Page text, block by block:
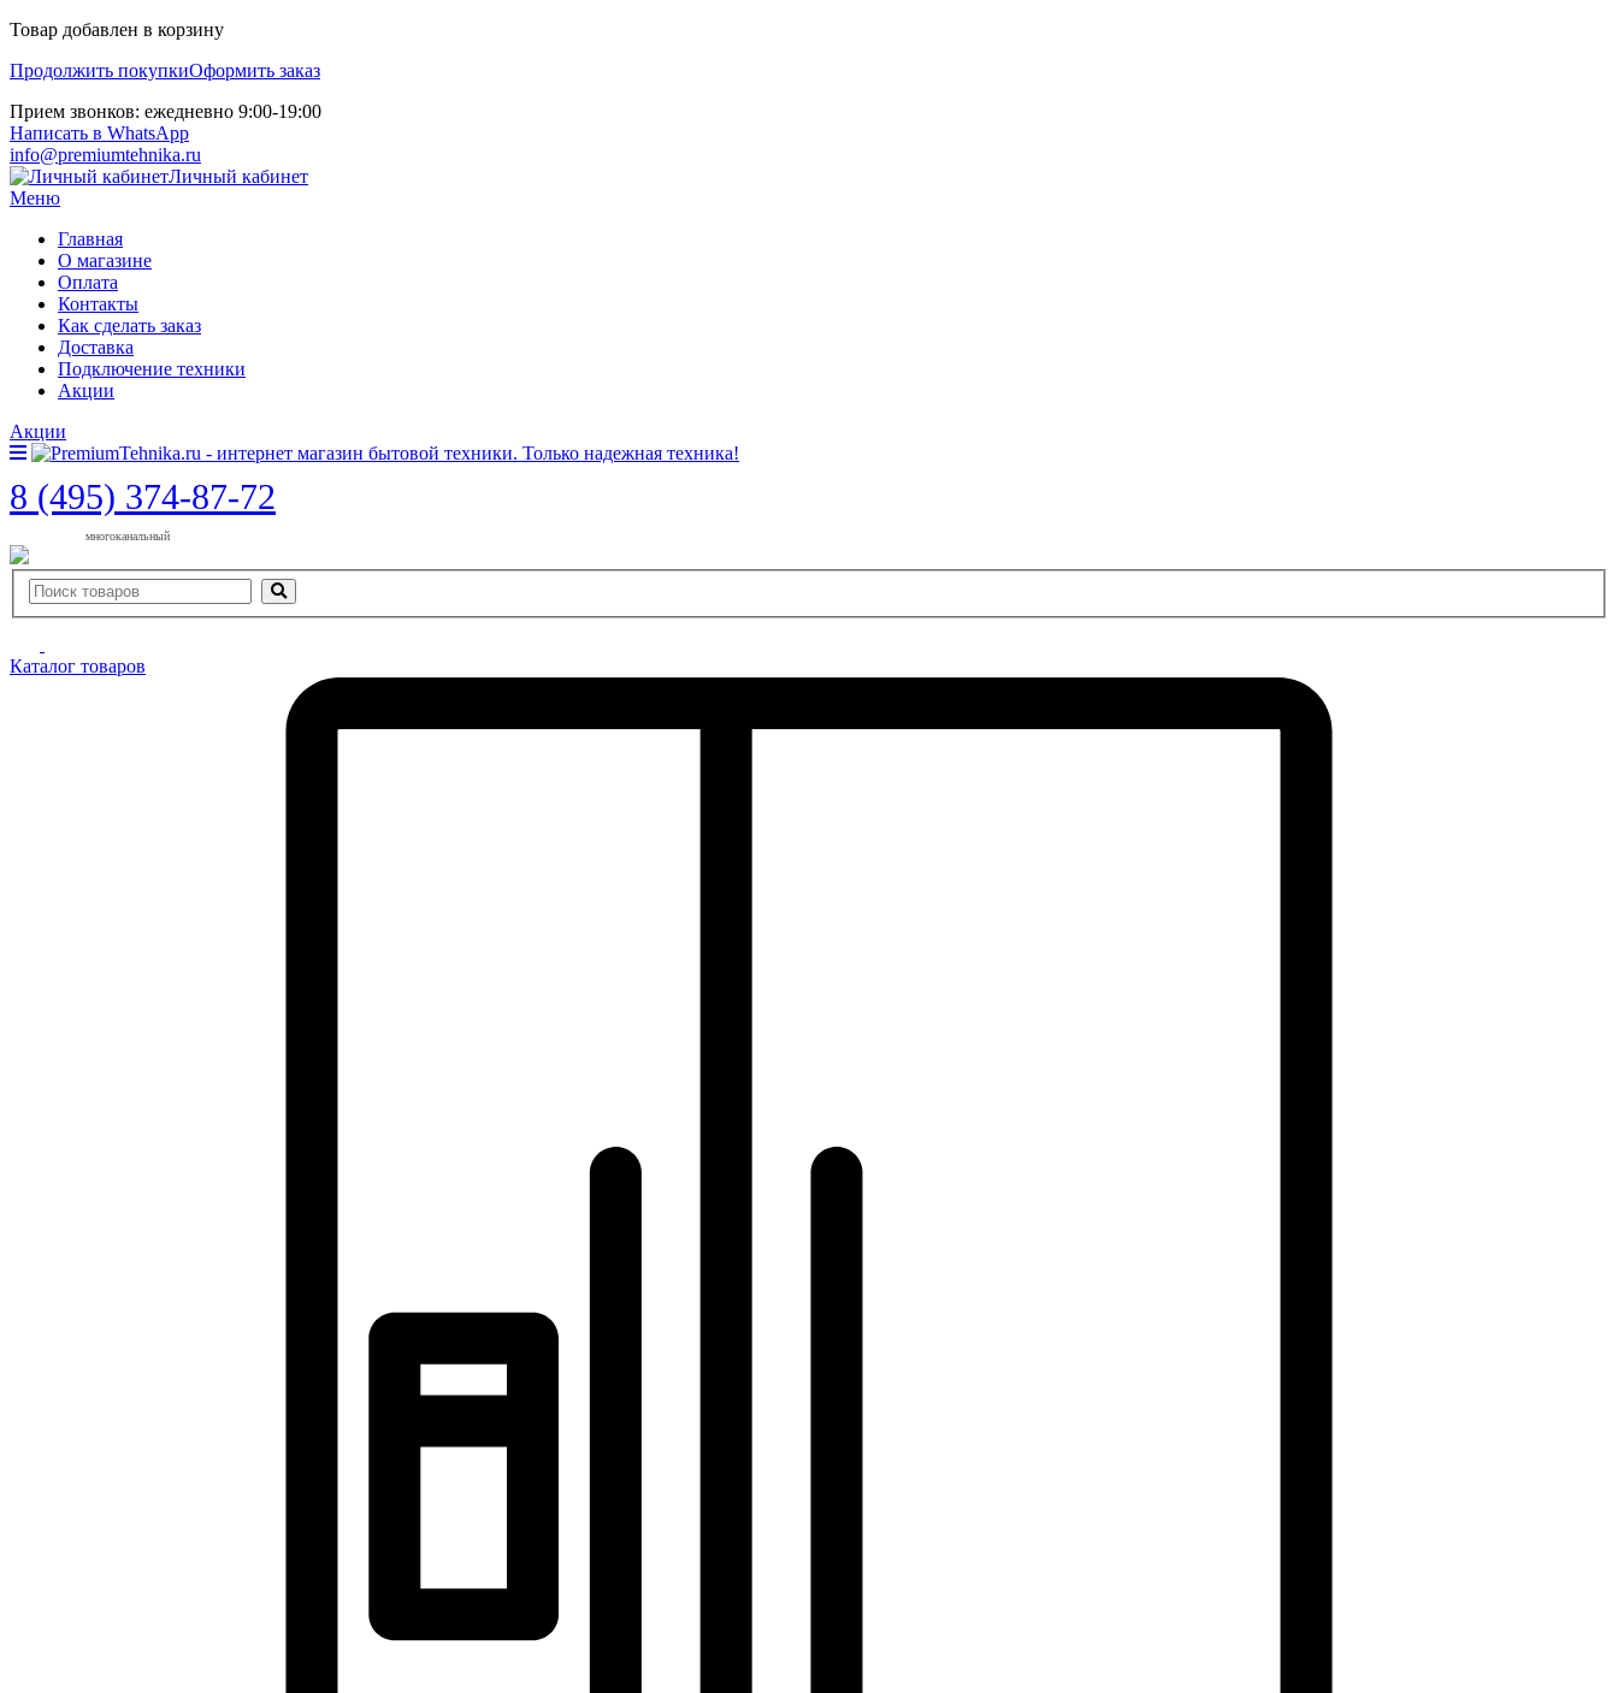
Товар добавлен в корзину
Продолжить покупкиОформить заказ
Прием звонков: ежедневно 9:00-19:00
Написать в WhatsApp
info@premiumtehnika.ru
Личный кабинет
Меню
Главная
О магазине
Оплата
Контакты
Как сделать заказ
Доставка
Подключение техники
Акции
Акции
8 (495) 374-87-72
многоканальный
Каталог товаров